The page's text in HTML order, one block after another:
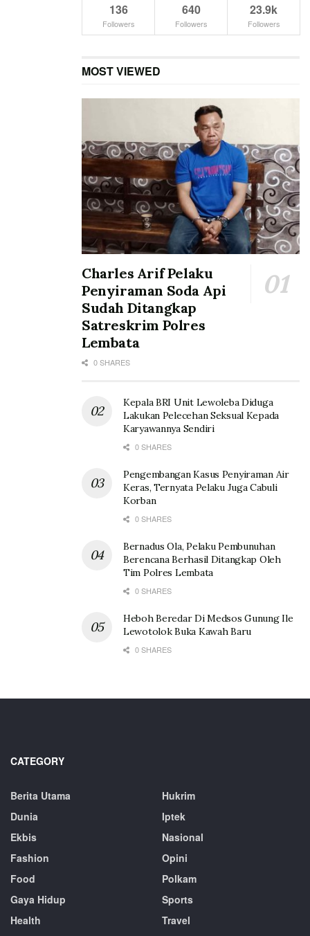
136
Followers
640
Followers
23.9k
Followers
MOST VIEWED
Charles Arif Pelaku
Penyiraman Soda Api
Sudah Ditangkap
Satreskrim Polres
Lembata
0 SHARES
Kepala BRI Unit Lewoleba Diduga
Lakukan Pelecehan Seksual Kepada
Karyawannya Sendiri
0 SHARES
Pengembangan Kasus Penyiraman Air
Keras, Ternyata Pelaku Juga Cabuli
Korban
0 SHARES
Bernadus Ola, Pelaku Pembunuhan
Berencana Berhasil Ditangkap Oleh
Tim Polres Lembata
0 SHARES
Heboh Beredar Di Medsos Gunung Ile
Lewotolok Buka Kawah Baru
0 SHARES
CATEGORY
Berita Utama
Dunia
Ekbis
Fashion
Food
Gaya Hidup
Health
Hukrim
Iptek
Nasional
Opini
Polkam
Sports
Travel